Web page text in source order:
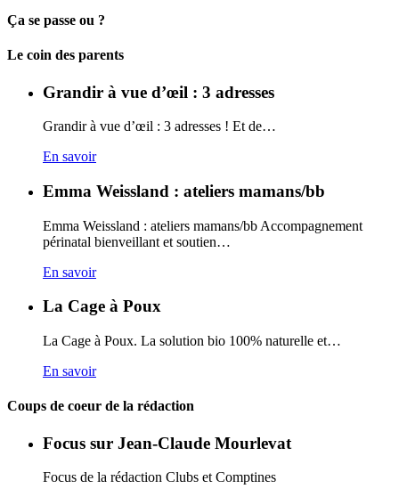
Ça se passe ou ?
Carto
Le coin des parents
Grandir à vue d’œil : 3 adresses
Grandir à vue d’œil : 3 adresses ! Et de…
En savoir
Emma Weissland : ateliers mamans/bb
Emma Weissland : ateliers mamans/bb Accompagnement
périnatal bienveillant et soutien…
En savoir
La Cage à Poux
La Cage à Poux. La solution bio 100% naturelle et…
En savoir
Coups de coeur de la rédaction
Focus sur Jean-Claude Mourlevat
Focus de la rédaction Clubs et Comptines